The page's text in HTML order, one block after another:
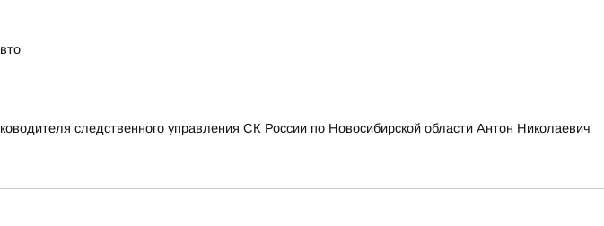
следственного управления СК России по Новосибирской области Антон Николаевич